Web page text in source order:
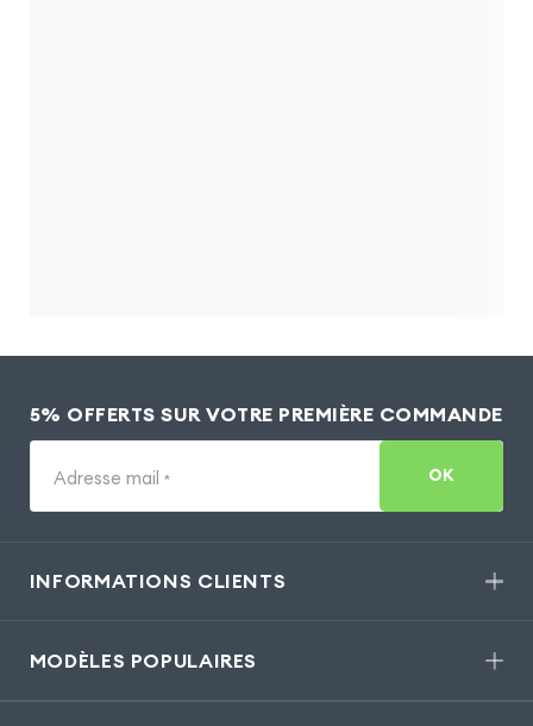
5% OFFERTS SUR VOTRE PREMIÈRE COMMANDE
Adresse mail * OK
INFORMATIONS CLIENTS
MODÈLES POPULAIRES